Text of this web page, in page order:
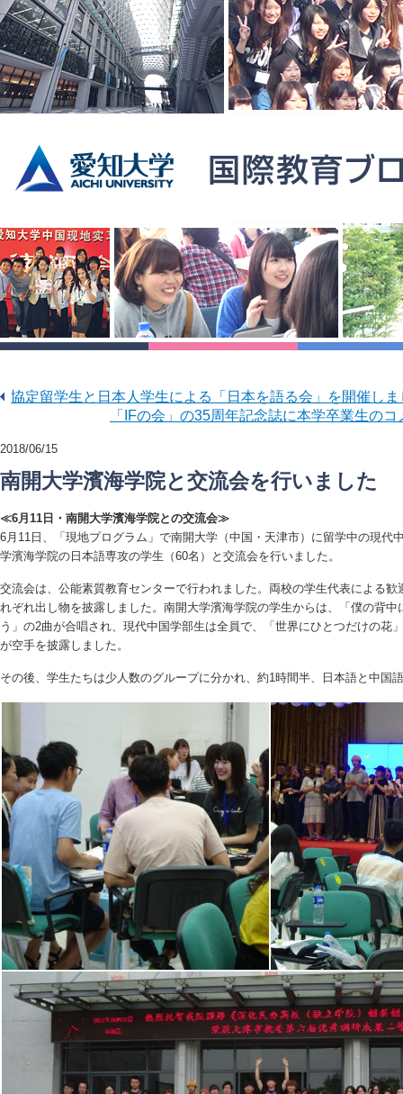
協定留学生と日本人学生による「日本を語る会」を開催しま
「IFの会」の35周年記念誌に本学卒業生の
2018/06/15
南開大学濱海学院と交流会を行いました
≪6月11日・南開大学濱海学院との交流会≫
6月11日、「現地プログラム」で南開大学（中国・天津市）に留学中の現代
学濱海学院の日本語専攻の学生（60名）と交流会を行いました。
交流会は、公能素質教育センターで行われました。両校の学生代表による
れぞれ出し物を披露しました。南開大学濱海学院の学生からは、「僕の背
う」の2曲が合唱され、現代中国学部生は全員で、「世界にひとつだけの花
が空手を披露しました。
その後、学生たちは少人数のグループに分かれ、約1時間半、日本語と中国